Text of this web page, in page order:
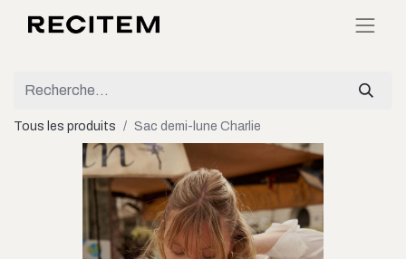
Tous les produits Sac demi-lune Charlie